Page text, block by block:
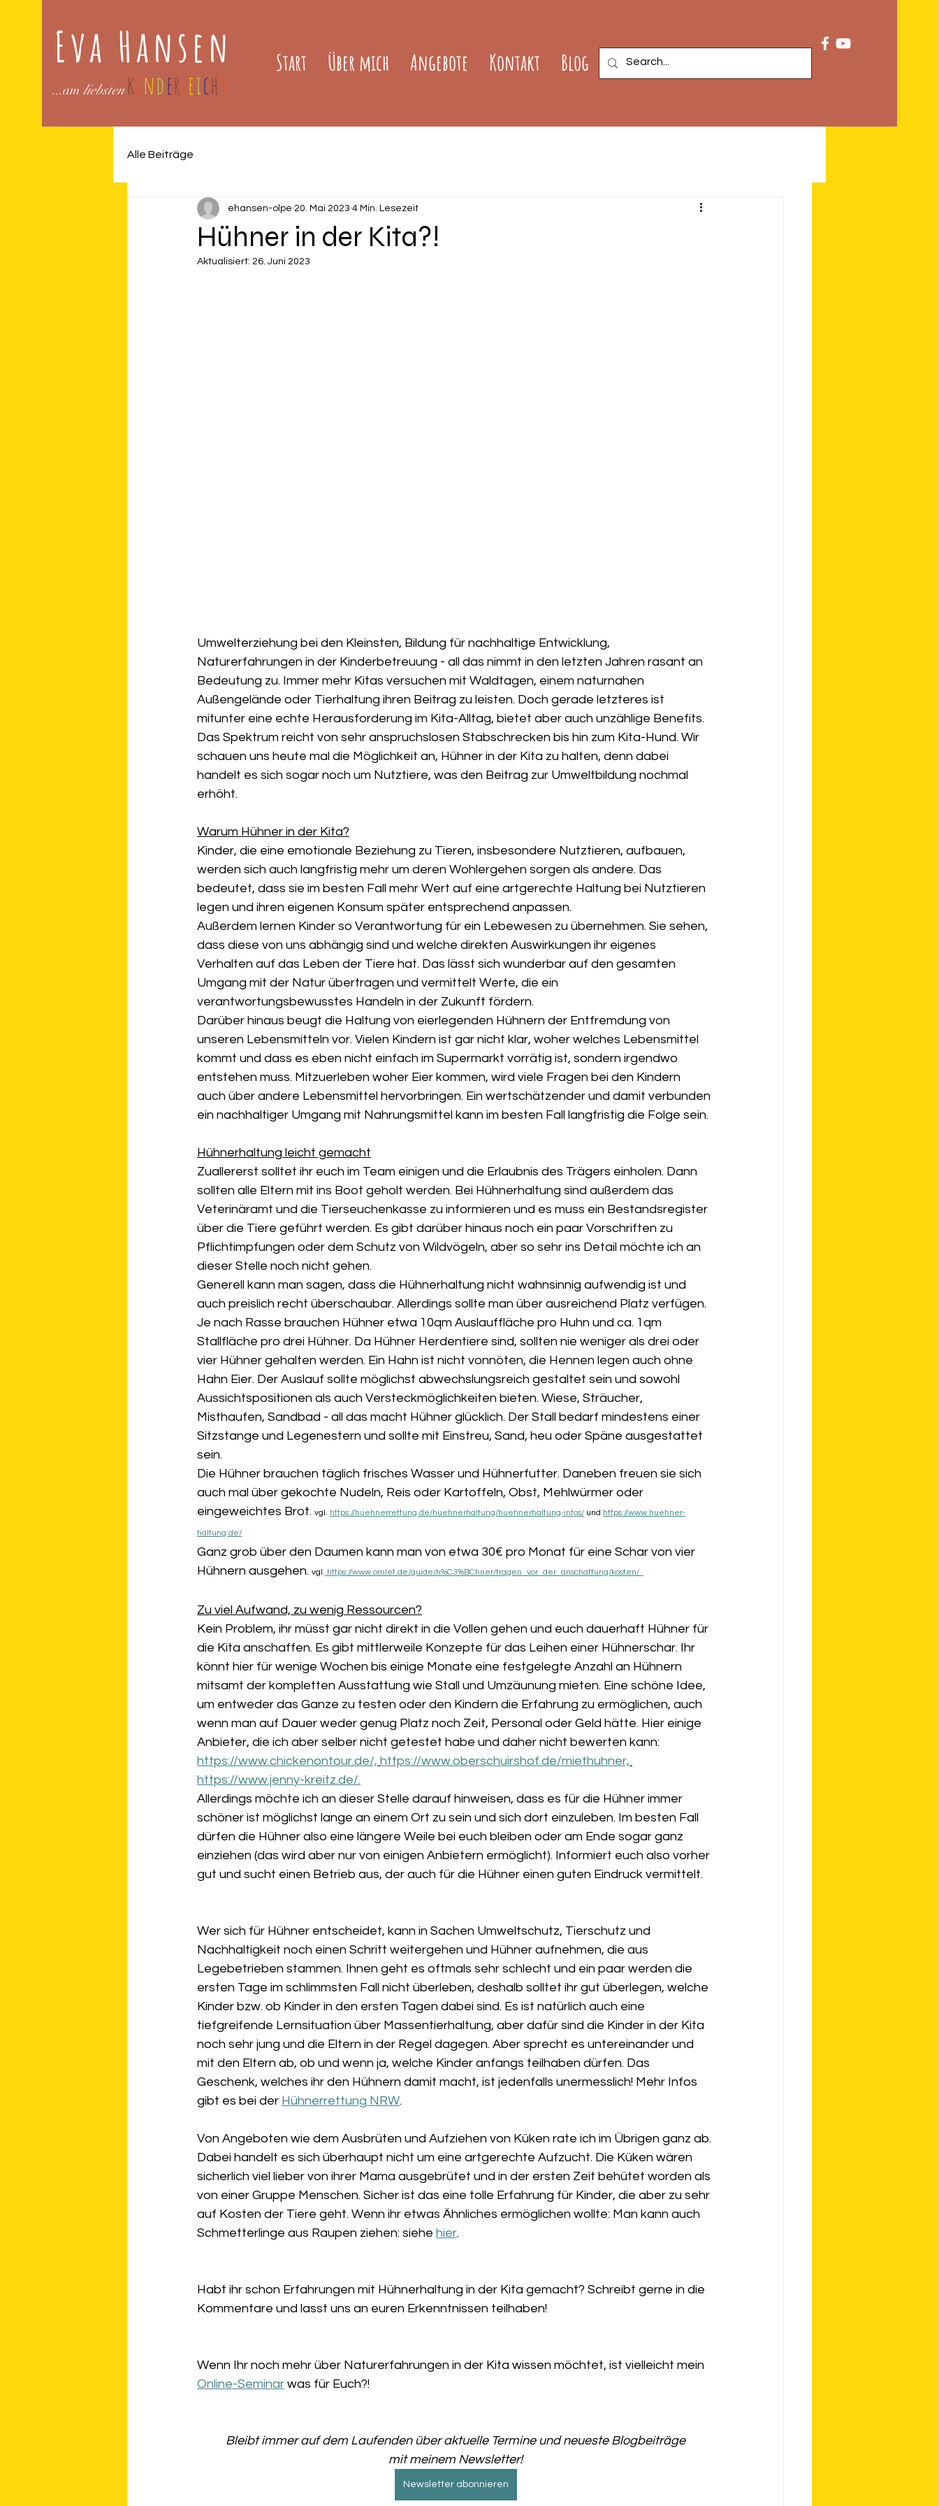
Eva Hansen
...am liebsten kinderleicht
Start Über mich Angebote Kontakt Blog
Alle Beiträge
Hühner in der Kita?!
ehansen-olpe 20. Mai 2023 4 Min. Lesezeit
Aktualisiert: 26. Juni 2023
Umwelterziehung bei den Kleinsten, Bildung für nachhaltige Entwicklung,
Naturerfahrungen in der Kinderbetreuung - all das nimmt in den letzten Jahren rasant an
Bedeutung zu. Immer mehr Kitas versuchen mit Waldtagen, einem naturnahen
Außengelände oder Tierhaltung ihren Beitrag zu leisten. Doch gerade letzteres ist
mitunter eine echte Herausforderung im Kita-Alltag, bietet aber auch unzählige Benefits.
Das Spektrum reicht von sehr anspruchslosen Stabschrecken bis hin zum Kita-Hund. Wir
schauen uns heute mal die Möglichkeit an, Hühner in der Kita zu halten, denn dabei
handelt es sich sogar noch um Nutztiere, was den Beitrag zur Umweltbildung nochmal
erhöht.
Warum Hühner in der Kita?
Kinder, die eine emotionale Beziehung zu Tieren, insbesondere Nutztieren, aufbauen,
werden sich auch langfristig mehr um deren Wohlergehen sorgen als andere. Das
bedeutet, dass sie im besten Fall mehr Wert auf eine artgerechte Haltung bei Nutztieren
legen und ihren eigenen Konsum später entsprechend anpassen.
Außerdem lernen Kinder so Verantwortung für ein Lebewesen zu übernehmen. Sie sehen,
dass diese von uns abhängig sind und welche direkten Auswirkungen ihr eigenes
Verhalten auf das Leben der Tiere hat. Das lässt sich wunderbar auf den gesamten
Umgang mit der Natur übertragen und vermittelt Werte, die ein
verantwortungsbewusstes Handeln in der Zukunft fördern.
Darüber hinaus beugt die Haltung von eierlegenden Hühnern der Entfremdung von
unseren Lebensmitteln vor. Vielen Kindern ist gar nicht klar, woher welches Lebensmittel
kommt und dass es eben nicht einfach im Supermarkt vorrätig ist, sondern irgendwo
entstehen muss. Mitzuerleben woher Eier kommen, wird viele Fragen bei den Kindern
auch über andere Lebensmittel hervorbringen. Ein wertschätzender und damit verbunden
ein nachhaltiger Umgang mit Nahrungsmittel kann im besten Fall langfristig die Folge sein.
Hühnerhaltung leicht gemacht
Zuallererst solltet ihr euch im Team einigen und die Erlaubnis des Trägers einholen. Dann
sollten alle Eltern mit ins Boot geholt werden. Bei Hühnerhaltung sind außerdem das
Veterinäramt und die Tierseuchenkasse zu informieren und es muss ein Bestandsregister
über die Tiere geführt werden. Es gibt darüber hinaus noch ein paar Vorschriften zu
Pflichtimpfungen oder dem Schutz von Wildvögeln, aber so sehr ins Detail möchte ich an
dieser Stelle noch nicht gehen.
Generell kann man sagen, dass die Hühnerhaltung nicht wahnsinnig aufwendig ist und
auch preislich recht überschaubar. Allerdings sollte man über ausreichend Platz verfügen.
Je nach Rasse brauchen Hühner etwa 10qm Auslauffläche pro Huhn und ca. 1qm
Stallfläche pro drei Hühner. Da Hühner Herdentiere sind, sollten nie weniger als drei oder
vier Hühner gehalten werden. Ein Hahn ist nicht vonnöten, die Hennen legen auch ohne
Hahn Eier. Der Auslauf sollte möglichst abwechslungsreich gestaltet sein und sowohl
Aussichtspositionen als auch Versteckmöglichkeiten bieten. Wiese, Sträucher,
Misthaufen, Sandbad - all das macht Hühner glücklich. Der Stall bedarf mindestens einer
Sitzstange und Legenestern und sollte mit Einstreu, Sand, heu oder Späne ausgestattet
sein.
Die Hühner brauchen täglich frisches Wasser und Hühnerfutter. Daneben freuen sie sich
auch mal über gekochte Nudeln, Reis oder Kartoffeln, Obst, Mehlwürmer oder
eingeweichtes Brot. vgl. https://huehnerrettung.de/huehnerhaltung/huehnerhaltung-infos/ und https://www.huehner-
haltung.de/
Ganz grob über den Daumen kann man von etwa 30€ pro Monat für eine Schar von vier
Hühnern ausgehen. vgl. https://www.omlet.de/guide/h%C3%BChner/fragen_vor_der_anschaffung/kosten/
Zu viel Aufwand, zu wenig Ressourcen?
Kein Problem, ihr müsst gar nicht direkt in die Vollen gehen und euch dauerhaft Hühner für
die Kita anschaffen. Es gibt mittlerweile Konzepte für das Leihen einer Hühnerschar. Ihr
könnt hier für wenige Wochen bis einige Monate eine festgelegte Anzahl an Hühnern
mitsamt der kompletten Ausstattung wie Stall und Umzäunung mieten. Eine schöne Idee,
um entweder das Ganze zu testen oder den Kindern die Erfahrung zu ermöglichen, auch
wenn man auf Dauer weder genug Platz noch Zeit, Personal oder Geld hätte. Hier einige
Anbieter, die ich aber selber nicht getestet habe und daher nicht bewerten kann:
https://www.chickenontour.de/, https://www.oberschuirshof.de/miethuhner,
https://www.jenny-kreitz.de/.
Allerdings möchte ich an dieser Stelle darauf hinweisen, dass es für die Hühner immer
schöner ist möglichst lange an einem Ort zu sein und sich dort einzuleben. Im besten Fall
dürfen die Hühner also eine längere Weile bei euch bleiben oder am Ende sogar ganz
einziehen (das wird aber nur von einigen Anbietern ermöglicht). Informiert euch also vorher
gut und sucht einen Betrieb aus, der auch für die Hühner einen guten Eindruck vermittelt.
Wer sich für Hühner entscheidet, kann in Sachen Umweltschutz, Tierschutz und
Nachhaltigkeit noch einen Schritt weitergehen und Hühner aufnehmen, die aus
Legebetrieben stammen. Ihnen geht es oftmals sehr schlecht und ein paar werden die
ersten Tage im schlimmsten Fall nicht überleben, deshalb solltet ihr gut überlegen, welche
Kinder bzw. ob Kinder in den ersten Tagen dabei sind. Es ist natürlich auch eine
tiefgreifende Lernsituation über Massentierhaltung, aber dafür sind die Kinder in der Kita
noch sehr jung und die Eltern in der Regel dagegen. Aber sprecht es untereinander und
mit den Eltern ab, ob und wenn ja, welche Kinder anfangs teilhaben dürfen. Das
Geschenk, welches ihr den Hühnern damit macht, ist jedenfalls unermesslich! Mehr Infos
gibt es bei der Hühnerrettung NRW.
Von Angeboten wie dem Ausbrüten und Aufziehen von Küken rate ich im Übrigen ganz ab.
Dabei handelt es sich überhaupt nicht um eine artgerechte Aufzucht. Die Küken wären
sicherlich viel lieber von ihrer Mama ausgebrütet und in der ersten Zeit behütet worden als
von einer Gruppe Menschen. Sicher ist das eine tolle Erfahrung für Kinder, die aber zu sehr
auf Kosten der Tiere geht. Wenn ihr etwas Ähnliches ermöglichen wollte: Man kann auch
Schmetterlinge aus Raupen ziehen: siehe hier.
Habt ihr schon Erfahrungen mit Hühnerhaltung in der Kita gemacht? Schreibt gerne in die
Kommentare und lasst uns an euren Erkenntnissen teilhaben!
Wenn Ihr noch mehr über Naturerfahrungen in der Kita wissen möchtet, ist vielleicht mein
Online-Seminar was für Euch?!
Bleibt immer auf dem Laufenden über aktuelle Termine und neueste Blogbeiträge
mit meinem Newsletter!
Newsletter abonnieren